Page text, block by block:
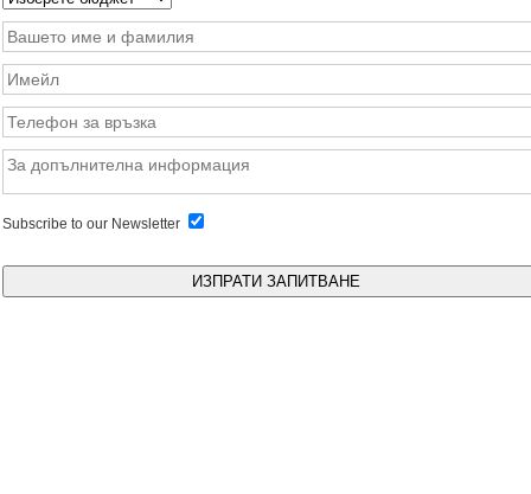
Subscribe to our Newsletter